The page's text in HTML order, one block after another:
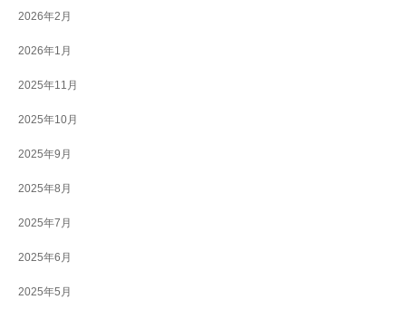
2026年2月
2026年1月
2025年11月
2025年10月
2025年9月
2025年8月
2025年7月
2025年6月
2025年5月